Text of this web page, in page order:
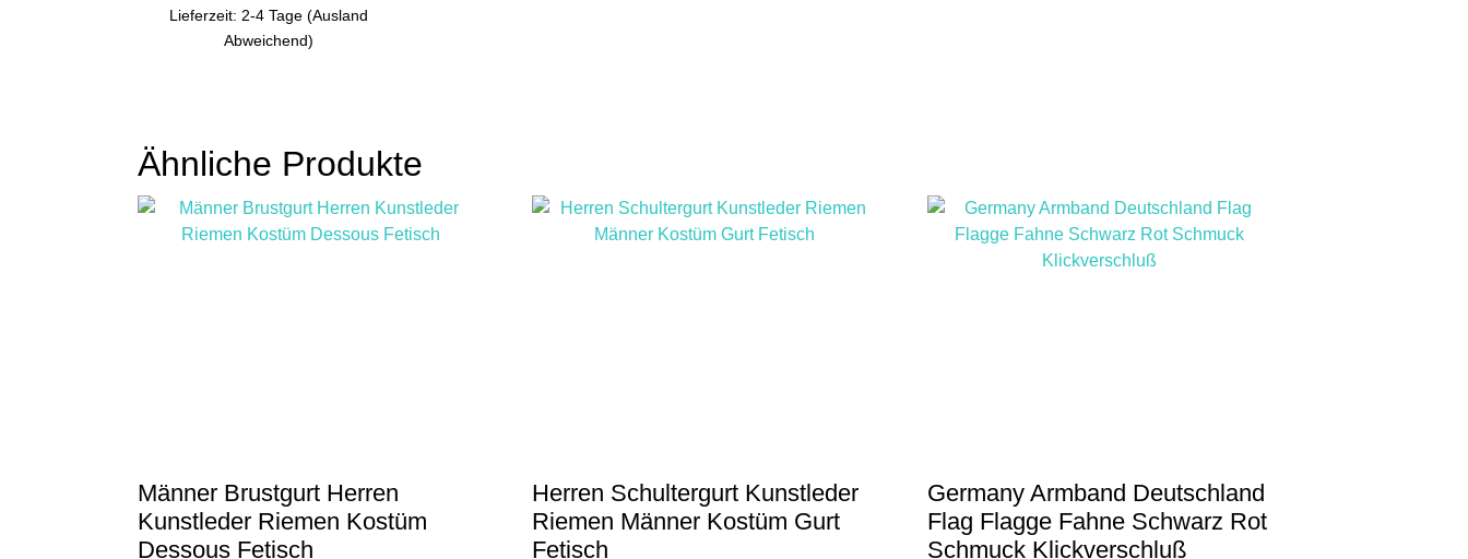
Lieferzeit: 2-4 Tage (Ausland
Abweichend)
mehrere
Varianten
auf.
Die
Ähnliche Produkte
Männer Brustgurt Herren
Kunstleder Riemen Kostüm
Dessous Fetisch
Herren Schultergurt Kunstleder
Riemen Männer Kostüm Gurt
Fetisch
Germany Armband Deutschland
Flag Flagge Fahne Schwarz Rot
Schmuck Klickverschluß